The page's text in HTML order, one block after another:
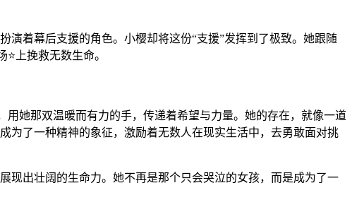
演着幕后支援的角色。小樱却将这份“支援”发挥到了极致。她跟随
上挽救无数生命。
她那双温暖而有力的手，传递着希望与力量。她的存在，就像一道
为了一种精神的象征，激励着无数人在现实生活中，去勇敢面对挑
现出壮阔的生命力。她不再是那个只会哭泣的女孩，而是成为了一